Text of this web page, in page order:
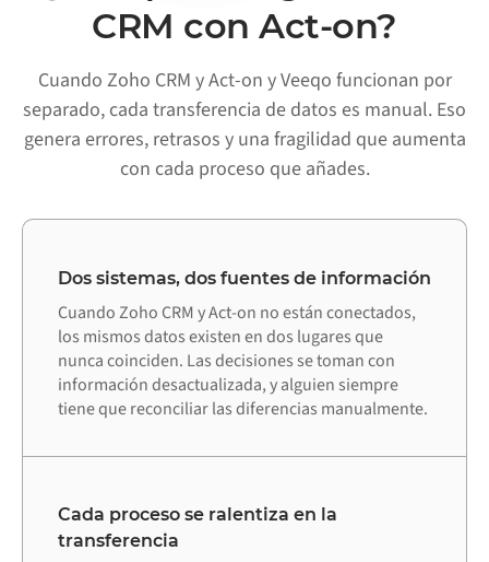
CRM con Act-on?
Cuando Zoho CRM y Act-on y Veeqo funcionan por
separado, cada transferencia de datos es manual. Eso
genera errores, retrasos y una fragilidad que aumenta
con cada proceso que añades.
Dos sistemas, dos fuentes de información
Cuando Zoho CRM y Act-on no están conectados,
los mismos datos existen en dos lugares que
nunca coinciden. Las decisiones se toman con
información desactualizada, y alguien siempre
tiene que reconciliar las diferencias manualmente.
Cada proceso se ralentiza en la
transferencia